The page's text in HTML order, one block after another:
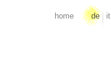
home de it